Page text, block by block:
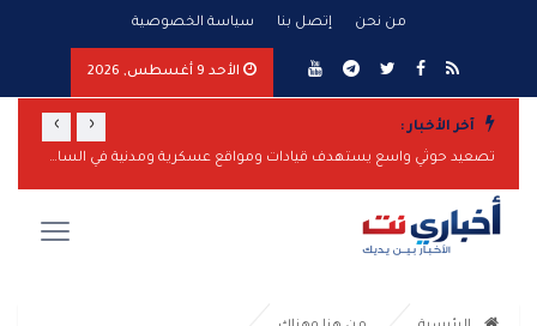
من نحن إتصل بنا سياسة الخصوصية
الأحد 9 أغسطس, 2026
آخر الأخبار :
تصعيد حوثي واسع يستهدف قيادات ومواقع عسكرية ومدنية في الساحل الغربي ومأرب وإب
‹
›